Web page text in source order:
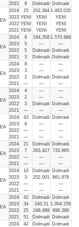
2021
8
Dolmadı Dolmadı
EA
2024
2023
2022
2021
25
YENİ
YENİ
YENİ
202,384
YENİ
YENİ
YENİ
1.483.035
YENİ
YENİ
YENİ
EA
2024
2023
2022
2021
8
5
5
3
194,358
—
Dolmadı
Dolmadı
1.570.989
—
Dolmadı
Dolmadı
EA
2024
2023
2022
2021
8
3
2
—
—
—
Dolmadı
—
—
—
Dolmadı
—
EA
2024
2023
2022
2021
4
2
3
—
—
—
Dolmadı
—
—
—
Dolmadı
—
EA
2024
2023
2022
2021
43
6
—
—
Dolmadı
—
—
—
Dolmadı
—
—
—
EA
2024
2023
2022
2021
21
7
—
—
Dolmadı
263,427
—
—
Dolmadı
733.965
—
—
EA
2024
2023
2022
2021
10
3
—
—
Dolmadı
252,001
—
—
Dolmadı
861.978
—
—
EA
2024
2023
2022
2021
42
34
25
51
Dolmadı
240,51
248,489
Dolmadı
Dolmadı
1.004.256
896.386
Dolmadı
2024
42
Dolmadı Dolmadı